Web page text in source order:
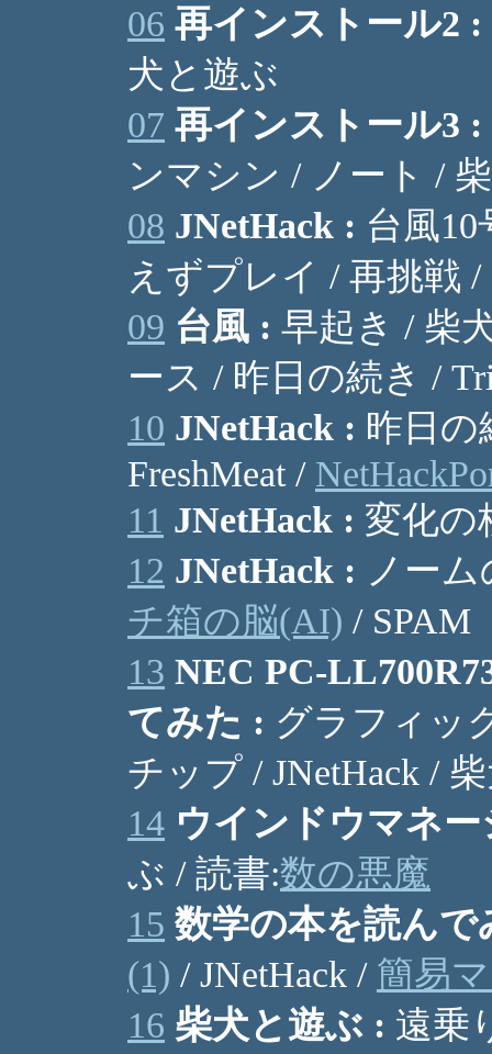
06 再インストール2 :
犬と遊ぶ
07 再インストール3 :
ンマシン / ノート /
08 JNetHack : 台風
えずプレイ / 再挑戦
09 台風 : 早起き / 柴
ース / 昨日の続き /
10 JNetHack : 昨日の
FreshMeat /
11 JNetHack : 変化の
12 JNetHack : ノー
チ箱の脳(AI) / SPAM
13 NEC PC-
てみた : グラフィッ
チップ / JNetHack /
14 ウインドウマネ
ぶ / 読書:数の悪魔
15 数学の本を読んで
(1) / JNetHack / 簡易
16 柴犬と遊ぶ : 遠乗